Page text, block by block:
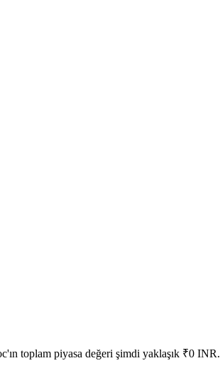
toplam piyasa değeri şimdi yaklaşık ₹0 INR.